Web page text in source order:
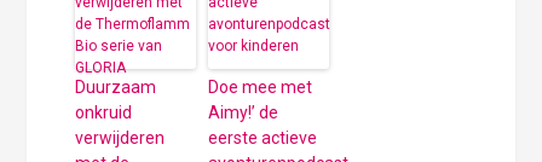
Duurzaam
onkruid
verwijderen
Doe mee met
Aimy!’ de
eerste actieve